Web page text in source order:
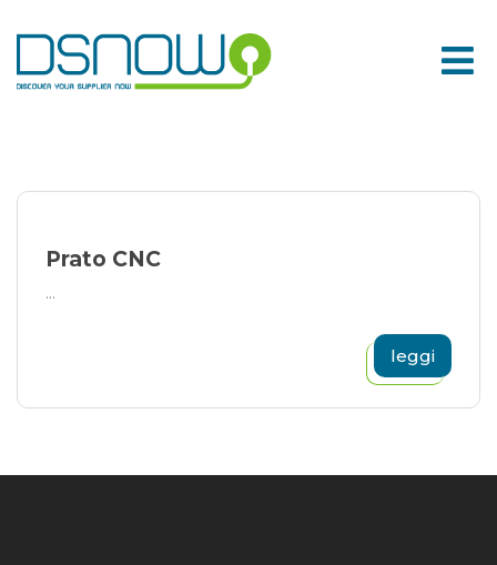
to
content
Prato CNC
...
leggi